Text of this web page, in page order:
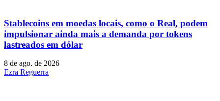
Stablecoins ​​em moedas locais, como o Real, podem
impulsionar ainda mais a demanda por tokens
lastreados em dólar
8 de ago. de 2026
Ezra Reguerra